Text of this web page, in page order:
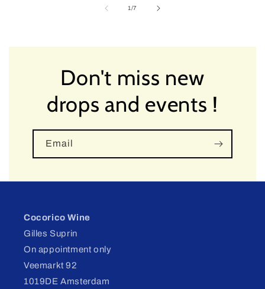
1/of
7
Don't miss new
drops and events !
Email
Cocorico Wine
Gilles Suprin
On appointment only
Veemarkt 92
1019DE Amsterdam